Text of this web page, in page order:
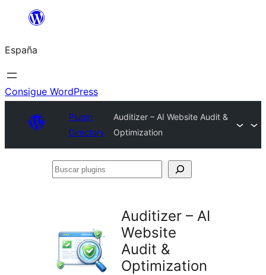
Saltar
contenido
España
Consigue WordPress
Plugin
Directory
Auditizer – AI Website Audit &
Optimization
Buscar
Auditizer – AI
Website
Audit &
Optimization